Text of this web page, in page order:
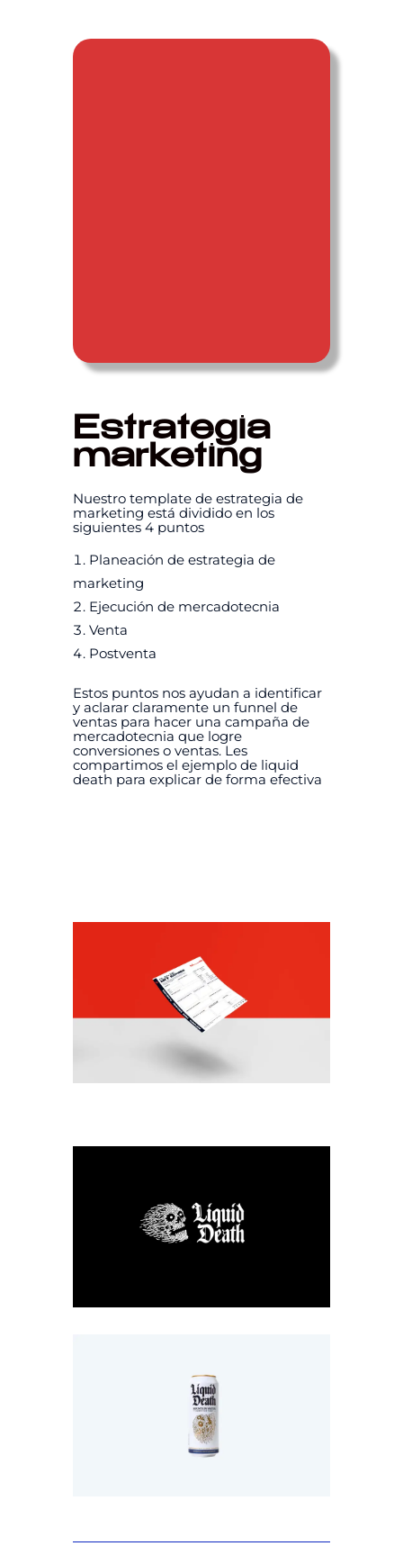
Estrategia
marketing
Nuestro template de estrategia de
marketing está dividido en los
siguientes 4 puntos
Planeación de estrategia de
marketing
Ejecución de mercadotecnia
Venta
Postventa
Estos puntos nos ayudan a identificar
y aclarar claramente un funnel de
ventas para hacer una campaña de
mercadotecnia que logre
conversiones o ventas. Les
compartimos el ejemplo de liquid
death para explicar de forma efectiva